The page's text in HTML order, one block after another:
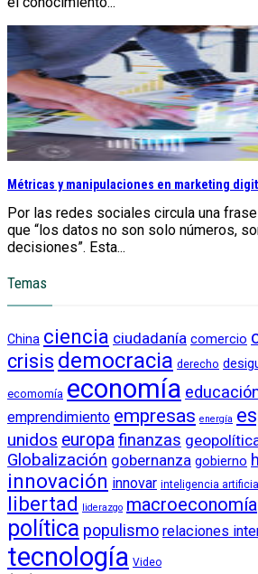
Métricas y manipulaciones en marketing
Por las redes sociales circula una
que “los datos no son solo números,
decisiones”. Esta...
Temas
China ciencia ciudadanía comercio
crisis democracia derecho
ecomomía economía
emprendimiento empresas energía
unidos europafinanzas
Globalización gobernanza gobierno
innovación innovar inteligencia artificial
libertad liderazgo macroeconomía
política populismo relaciones
tecnología Video